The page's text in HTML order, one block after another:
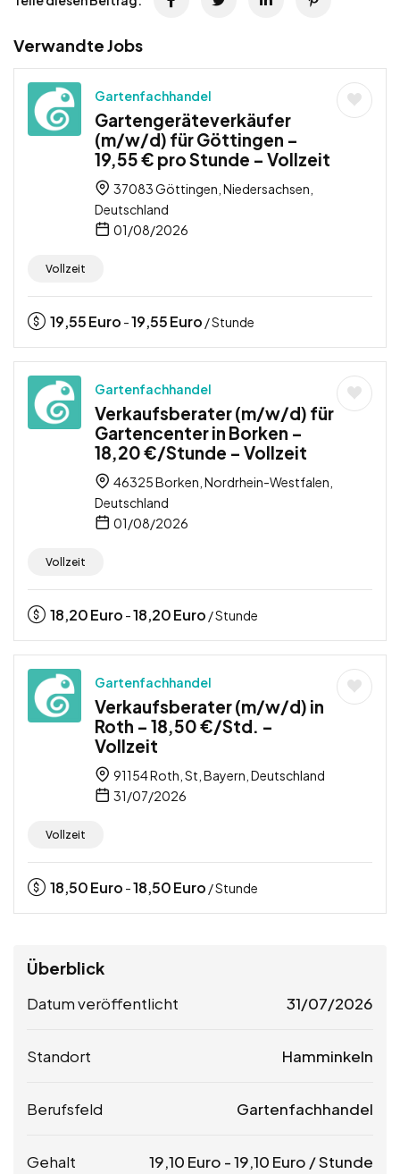
Verwandte Jobs
Gartenfachhandel
Gartengeräteverkäufer
(m/w/d) für Göttingen –
19,55 € pro Stunde – Vollzeit
37083 Göttingen, Niedersachsen,
Deutschland
01/08/2026
Vollzeit
19,55Euro -19,55Euro / Stunde
Gartenfachhandel
Verkaufsberater (m/w/d) für
Gartencenter in Borken –
18,20 €/Stunde – Vollzeit
46325 Borken, Nordrhein-Westfalen,
Deutschland
01/08/2026
Vollzeit
18,20Euro -18,20Euro / Stunde
Gartenfachhandel
Verkaufsberater (m/w/d) in
Roth – 18,50 €/Std. –
Vollzeit
91154 Roth, St, Bayern, Deutschland
31/07/2026
Vollzeit
18,50Euro -18,50Euro / Stunde
Überblick
Datum veröffentlicht 31/07/2026
Standort Hamminkeln
Berufsfeld Gartenfachhandel
Gehalt 19,10 Euro -19,10 Euro / Stunde